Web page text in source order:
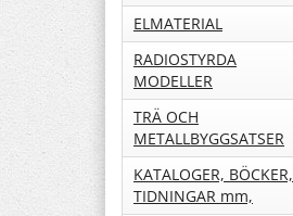
ELMATERIAL
RADIOSTYRDA
MODELLER
TRÄ OCH
METALLBYGGSATSER
KATALOGER, BÖCKER,
TIDNINGAR mm,